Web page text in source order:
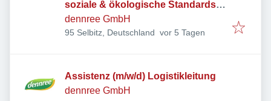
soziale & ökologische Standards
(Teilzeit)
dennree GmbH
95 Selbitz, Deutschland Veröffentlicht
vor 5 Tagen
Assistenz (m/w/d) Logistikleitung
dennree GmbH